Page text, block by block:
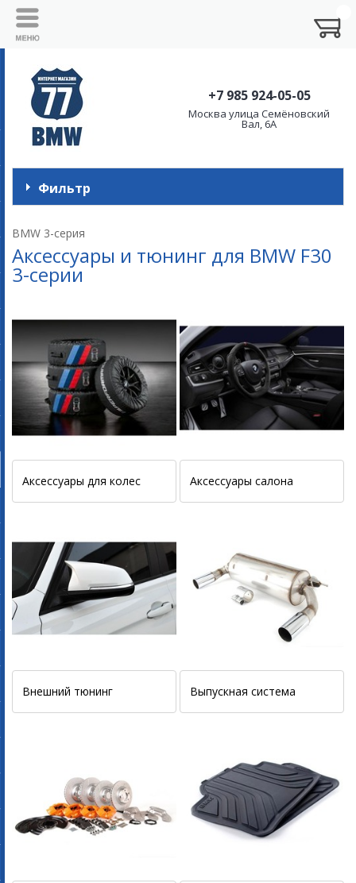
+7 985 924-05-05
Москва улица Семёновский
Вал, 6А
Фильтр
BMW 3-серия
Аксессуары и тюнинг для BMW F30
3-серии
Аксессуары для колес Аксессуары салона
Внешний тюнинг Выпускная система